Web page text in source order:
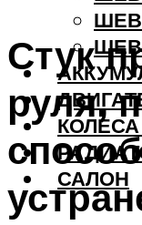
САЛОН
Стук
руля,